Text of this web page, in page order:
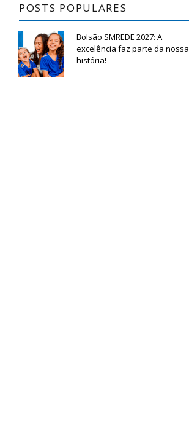
POSTS POPULARES
Bolsão SMREDE 2027: A
excelência faz parte da nossa
história!